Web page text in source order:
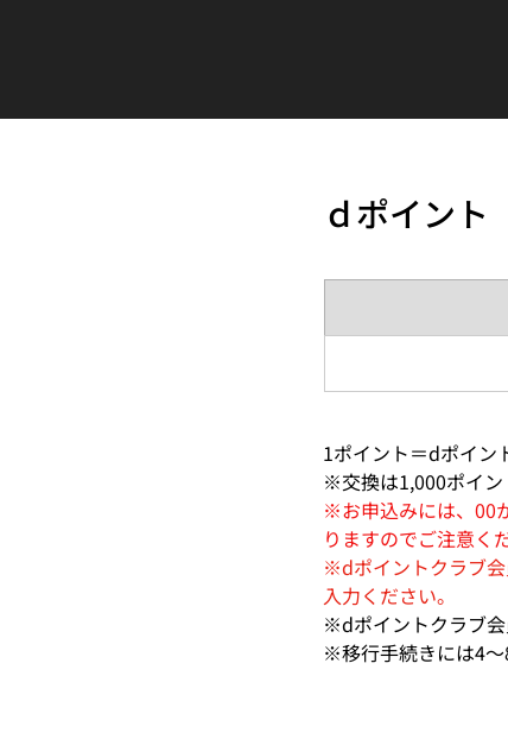
1ポイント＝dポイン
※交換は1,000ポイン
※お申込みには、00
りますのでご注意く
※dポイントクラブ
入力ください。
※dポイントクラブ会
※移行手続きには4～
ｄポイント